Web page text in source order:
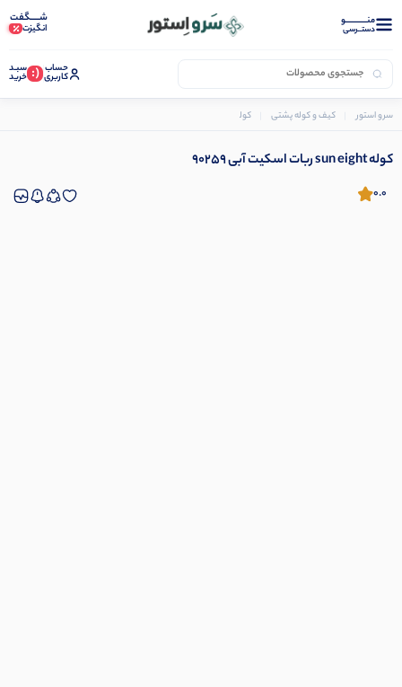
منــــــــــــو
دستــرسی
شـــــگفت
انگیزت
حساب
کاربری (: سبـد
خرید
سرو استور کیف و کوله پشتی کوله پشتی بچه گانه
کوله sun eight ربات اسکیت آبی 90259
0.0